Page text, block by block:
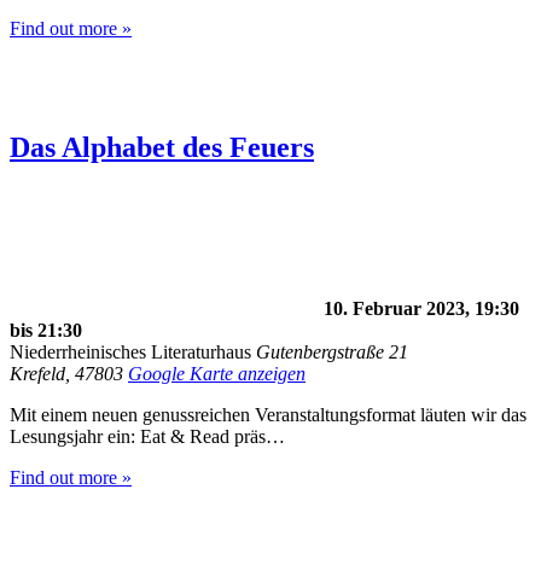
Find out more »
Das Alphabet des Feuers
10. Februar 2023, 19:30
bis 21:30
Niederrheinisches Literaturhaus Gutenbergstraße 21
Krefeld 47803 Google Karte anzeigen
Mit einem neuen genussreichen Veranstaltungsformat läuten wir das
Lesungsjahr ein: Eat & Read präs…
Find out more »